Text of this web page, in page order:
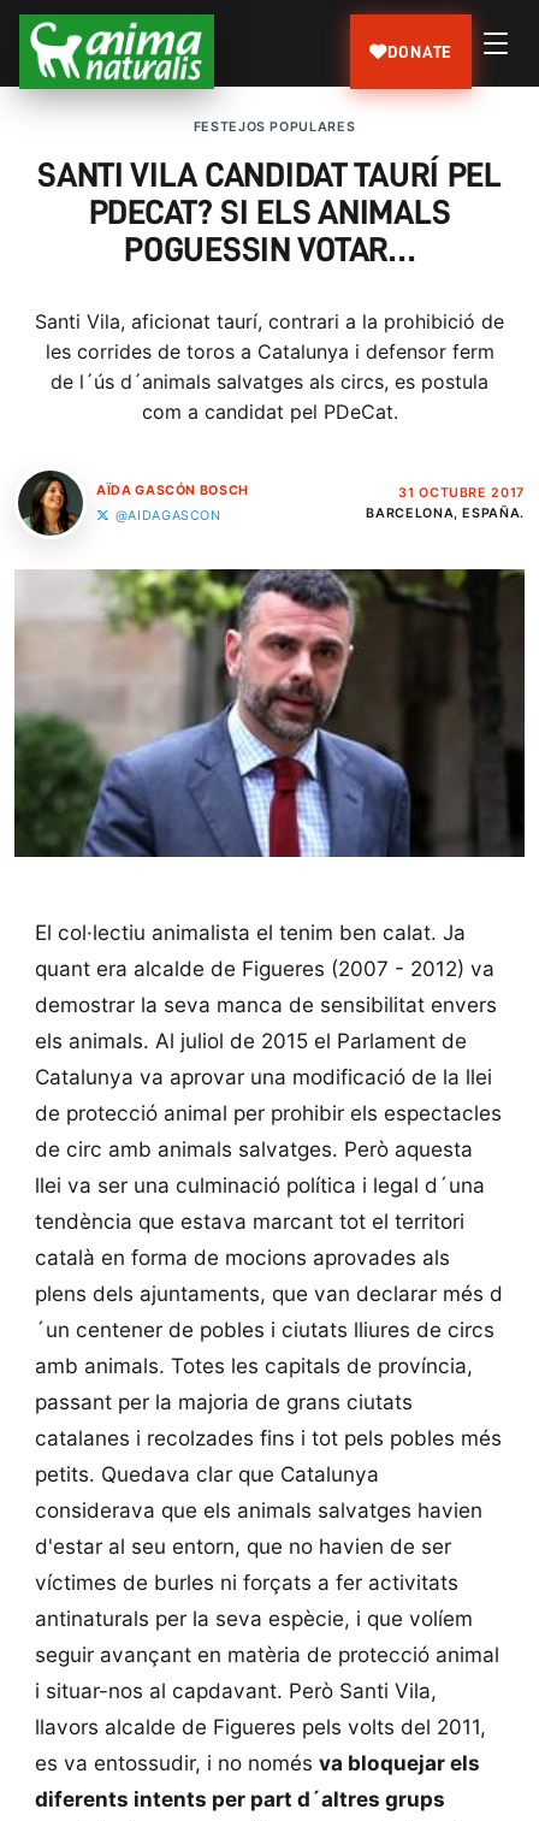
DONATE
FESTEJOS POPULARES
SANTI VILA CANDIDAT TAURÍ PEL
PDECAT? SI ELS ANIMALS
POGUESSIN VOTAR…
Santi Vila, aficionat taurí, contrari a la prohibició de
les corrides de toros a Catalunya i defensor ferm
de l´ús d´animals salvatges als circs, es postula
com a candidat pel PDeCat.
AÏDA GASCÓN BOSCH
@AIDAGASCON
31 OCTUBRE 2017
BARCELONA, ESPAÑA.
El col·lectiu animalista el tenim ben calat. Ja
quant era alcalde de Figueres (2007 - 2012) va
demostrar la seva manca de sensibilitat envers
els animals. Al juliol de 2015 el Parlament de
Catalunya va aprovar una modificació de la llei
de protecció animal per prohibir els espectacles
de circ amb animals salvatges. Però aquesta
llei va ser una culminació política i legal d´una
tendència que estava marcant tot el territori
català en forma de mocions aprovades als
plens dels ajuntaments, que van declarar més d
´un centener de pobles i ciutats lliures de circs
amb animals. Totes les capitals de província,
passant per la majoria de grans ciutats
catalanes i recolzades fins i tot pels pobles més
petits. Quedava clar que Catalunya
considerava que els animals salvatges havien
d'estar al seu entorn, que no havien de ser
víctimes de burles ni forçats a fer activitats
antinaturals per la seva espècie, i que volíem
seguir avançant en matèria de protecció animal
i situar-nos al capdavant. Però Santi Vila,
llavors alcalde de Figueres pels volts del 2011,
es va entossudir, i no només va bloquejar els
diferents intents per part d´altres grups